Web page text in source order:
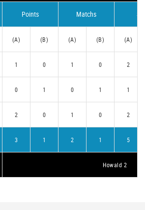
Points Matchs
(A) (B) (A) (B) (A)
1 0 1 0 2
0 1 0 1 1
2 0 1 0 2
3 1 2 1 5
Howald 2